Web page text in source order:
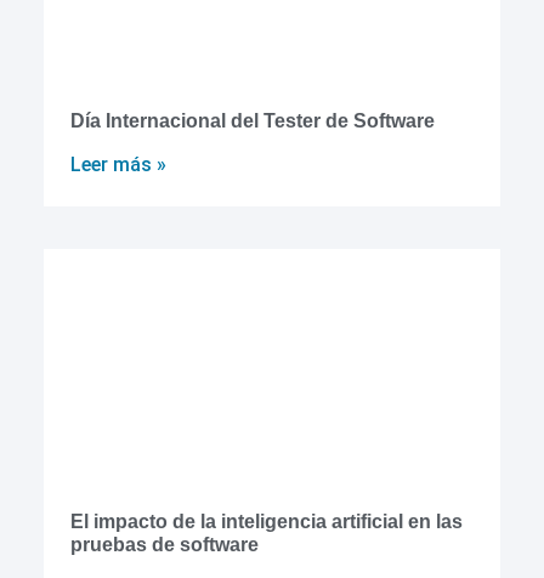
Día Internacional del Tester de Software
Leer más »
El impacto de la inteligencia artificial en las
pruebas de software